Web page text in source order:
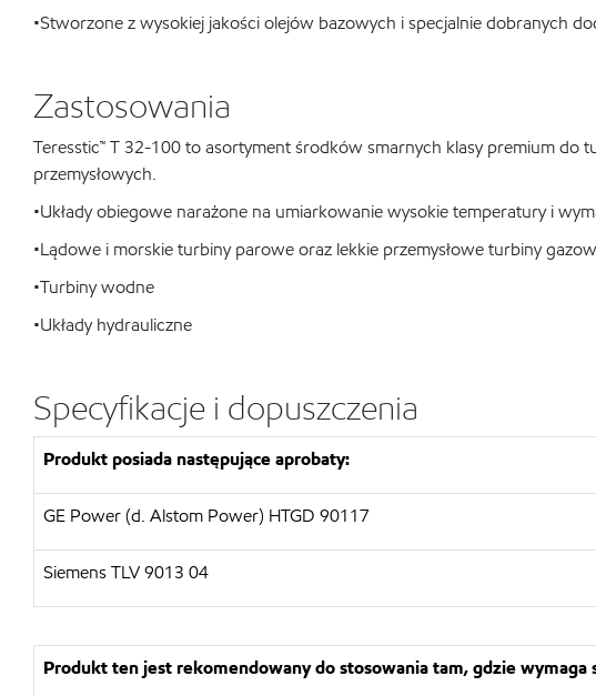
•Stworzone z wysokiej jakości olejów bazowych i specjalnie dobranych
Zastosowania
Teresstic™ T 32-100 to asortyment środków smarnych klasy premium do
przemysłowych.
•Układy obiegowe narażone na umiarkowanie wysokie temperatury i
•Lądowe i morskie turbiny parowe oraz lekkie przemysłowe turbiny
•Turbiny wodne
•Układy hydrauliczne
Specyfikacje i dopuszczenia
Produkt posiada następujące aprobaty:
GE Power (d. Alstom Power) HTGD 90117
Siemens TLV 9013 04
Produkt ten jest rekomendowany do stosowania tam, gdzie wymaga